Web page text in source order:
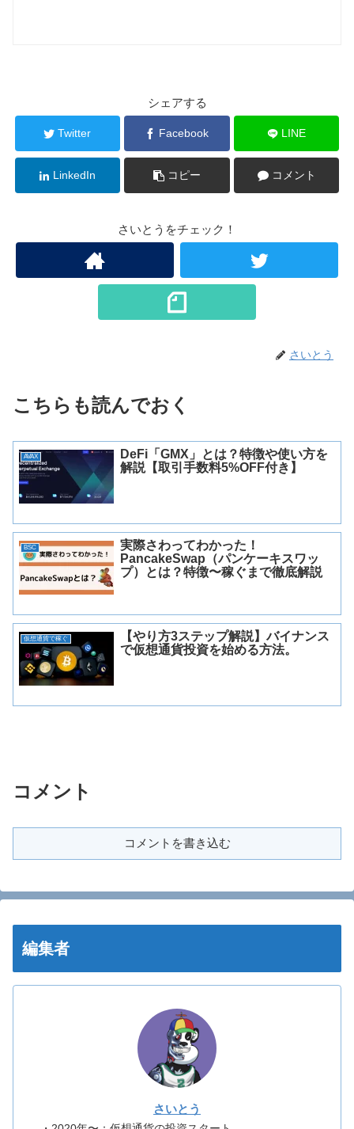
シェアする
Twitter Facebook LINE
LinkedIn コピー コメント
さいとうをチェック！
さいとう
こちらも読んでおく
AVAX
DeFi「GMX」とは？特徴や使い方を
解説【取引手数料5%OFF付き】
BSC
実際さわってわかった！
PancakeSwap（パンケーキスワッ
プ）とは？特徴〜稼ぐまで徹底解説
仮想通貨で稼ぐ
【やり方3ステップ解説】バイナンス
で仮想通貨投資を始める方法。
コメント
コメントを書き込む
編集者
さいとう